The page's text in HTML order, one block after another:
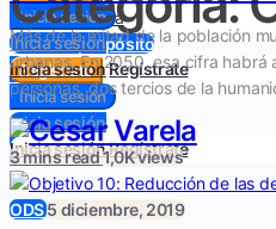
Cómo funciona
Inicie un propósito
Regístrate
Inicia sesión
Inicia sesión
Inicia sesiónRegístrate
Inicia sesión
Inicia sesión
Inicia sesiónRegístrate
Más de la mitad de la población
urbanas. En 2050, esa cifra
personas, dos tercios de la
3 mins read1,0K views
ODS5 diciembre, 2019